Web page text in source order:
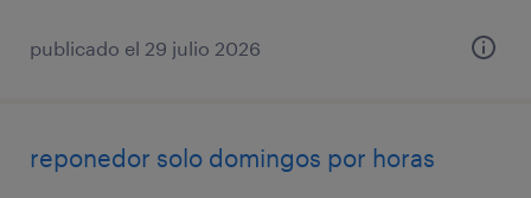
publicado el 29 julio 2026
reponedor solo domingos por horas